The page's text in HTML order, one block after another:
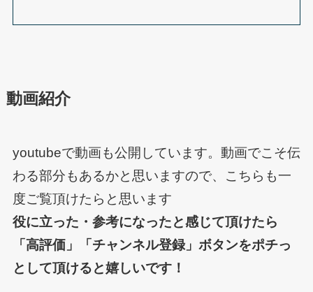
動画紹介
youtubeで動画も公開しています。動画でこそ伝
わる部分もあるかと思いますので、こちらも一
度ご覧頂けたらと思います
役に立った・参考になったと感じて頂けたら
「高評価」「チャンネル登録」ボタンをポチっ
として頂けると嬉しいです！